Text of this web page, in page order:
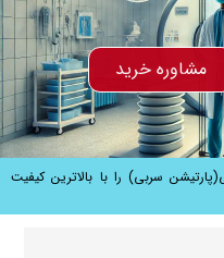
مشاوره خرید
سربی) را با بالاترین کیفیت